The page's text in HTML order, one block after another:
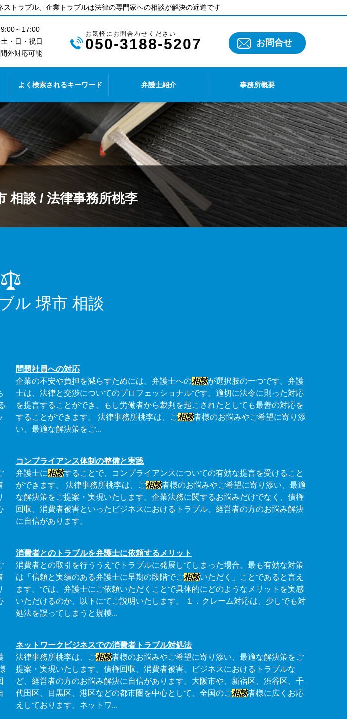
トラブル、企業トラブルは法律の専門家への相談が解決の近道です
9:00～17:00
土・日・祝日
外対応可能
050-3188-5207 お問合せ
よく検索されるキーワード 弁護士紹介 事務所概要
相談 / 法律事務所桃李
ル 堺市 相談
問題社員への対応
企業の不安や負担を減らすためには、弁護士への相談が選択肢の一つです。弁護
士は、法律と交渉についてのプロフェッショナルです。適切に法令に則った対応
を提言することができ、もし労働者から裁判を起こされたとしても最善の対応を
することができます。 法律事務所桃李は、ご相談者様のお悩みやご希望に寄り添
い、最適な解決策をご...
コンプライアンス体制の整備と実践
弁護士に相談することで、コンプライアンスについての有効な提言を受けること
ができます。 法律事務所桃李は、ご相談者様のお悩みやご希望に寄り添い、最適
な解決策をご提案・実現いたします。企業法務に関するお悩みだけでなく、債権
回収、消費者被害といったビジネスにおけるトラブル、経営者の方のお悩み解決
に自信があります。
消費者とのトラブルを弁護士に依頼するメリット
消費者との取引を行ううえでトラブルに発展してしまった場合、最も有効な対策
は「信頼と実績のある弁護士に早期の段階でご相談いただく」ことであると言え
ます。では、弁護士にご依頼いただくことで具体的にどのようなメリットを実感
いただけるのか、以下にてご説明いたします。 １．クレーム対応は、少しでも対
処法を誤ってしまうと規模...
ネットワークビジネスでの消費者トラブル対処法
法律事務所桃李は、ご相談者様のお悩みやご希望に寄り添い、最適な解決策をご
提案・実現いたします。債権回収、消費者被害、ビジネスにおけるトラブルな
ど、経営者の方のお悩み解決に自信があります。大阪市や、新宿区、渋谷区、千
代田区、目黒区、港区などの都市圏を中心として、全国のご相談者様に広くお応
えしております。ネットワ...